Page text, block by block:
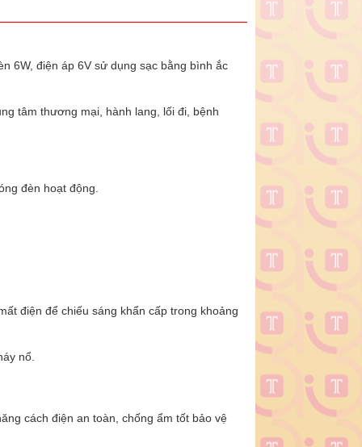
6W, điện áp 6V sử dụng sạc bằng bình ắc
tâm thương mại, hành lang, lối đi, bệnh
đèn hoạt động.
điện để chiếu sáng khẩn cấp trong khoảng
nổ.
cách điện an toàn, chống ẩm tốt bảo vệ